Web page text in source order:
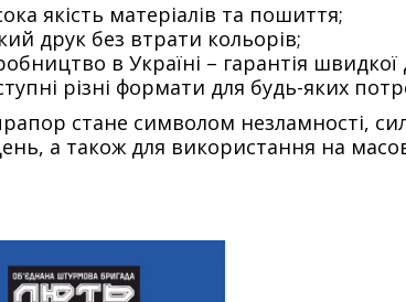
якість матеріалів та пошиття;
друк без втрати кольорів;
в Україні – гарантія
різні формати для будь-яких
стане символом незламності,
а також для використання на